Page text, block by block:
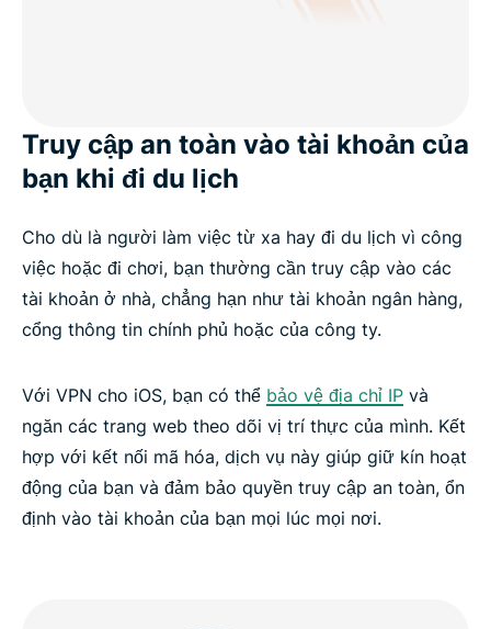
Truy cập an toàn vào tài khoản của
bạn khi đi du lịch
Cho dù là người làm việc từ xa hay đi du lịch vì công
việc hoặc đi chơi, bạn thường cần truy cập vào các
tài khoản ở nhà, chẳng hạn như tài khoản ngân hàng,
cổng thông tin chính phủ hoặc của công ty.
Với VPN cho iOS, bạn có thể bảo vệ địa chỉ IP và
ngăn các trang web theo dõi vị trí thực của mình. Kết
hợp với kết nối mã hóa, dịch vụ này giúp giữ kín hoạt
động của bạn và đảm bảo quyền truy cập an toàn, ổn
định vào tài khoản của bạn mọi lúc mọi nơi.